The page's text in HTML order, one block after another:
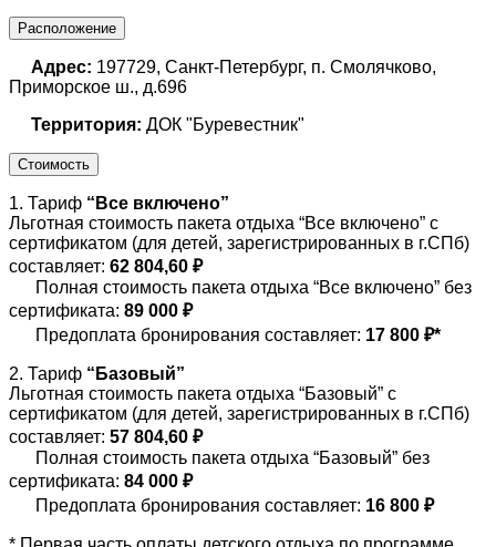
Расположение
Адрес: 197729, Санкт-Петербург, п. Смолячково,
Приморское ш., д.696
Территория: ДОК "Буревестник"
Стоимость
1. Тариф “Все включено”
Льготная стоимость пакета отдыха “Все включено” с
сертификатом (для детей, зарегистрированных в г.СПб)
составляет: 62 804,60 ₽
Полная стоимость пакета отдыха “Все включено” без
сертификата: 89 000 ₽
Предоплата бронирования составляет: 17 800 ₽*
2. Тариф “Базовый”
Льготная стоимость пакета отдыха “Базовый” с
сертификатом (для детей, зарегистрированных в г.СПб)
составляет: 57 804,60 ₽
Полная стоимость пакета отдыха “Базовый” без
сертификата: 84 000 ₽
Предоплата бронирования составляет: 16 800 ₽